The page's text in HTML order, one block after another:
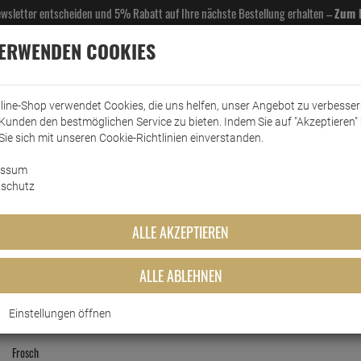
entscheiden und 5% Rabatt auf Ihre nächste Bestellung erhalten –Zum
& GASTROBEDARF DROGERIE KÜCHE & HAUSHALT KFZ
PRODUKTE DIESER
Frosch
COOKIES
Shop verwendet Cookies, die uns helfen, unser Angebot zu
den bestmöglichen Service zu bieten. Indem Sie auf "Akzeptieren"
sich mit unseren Cookie-Richtlinien einverstanden.
ALLE AKZEPTIEREN
ALLE ABLEHNEN
Einstellungen öffnen